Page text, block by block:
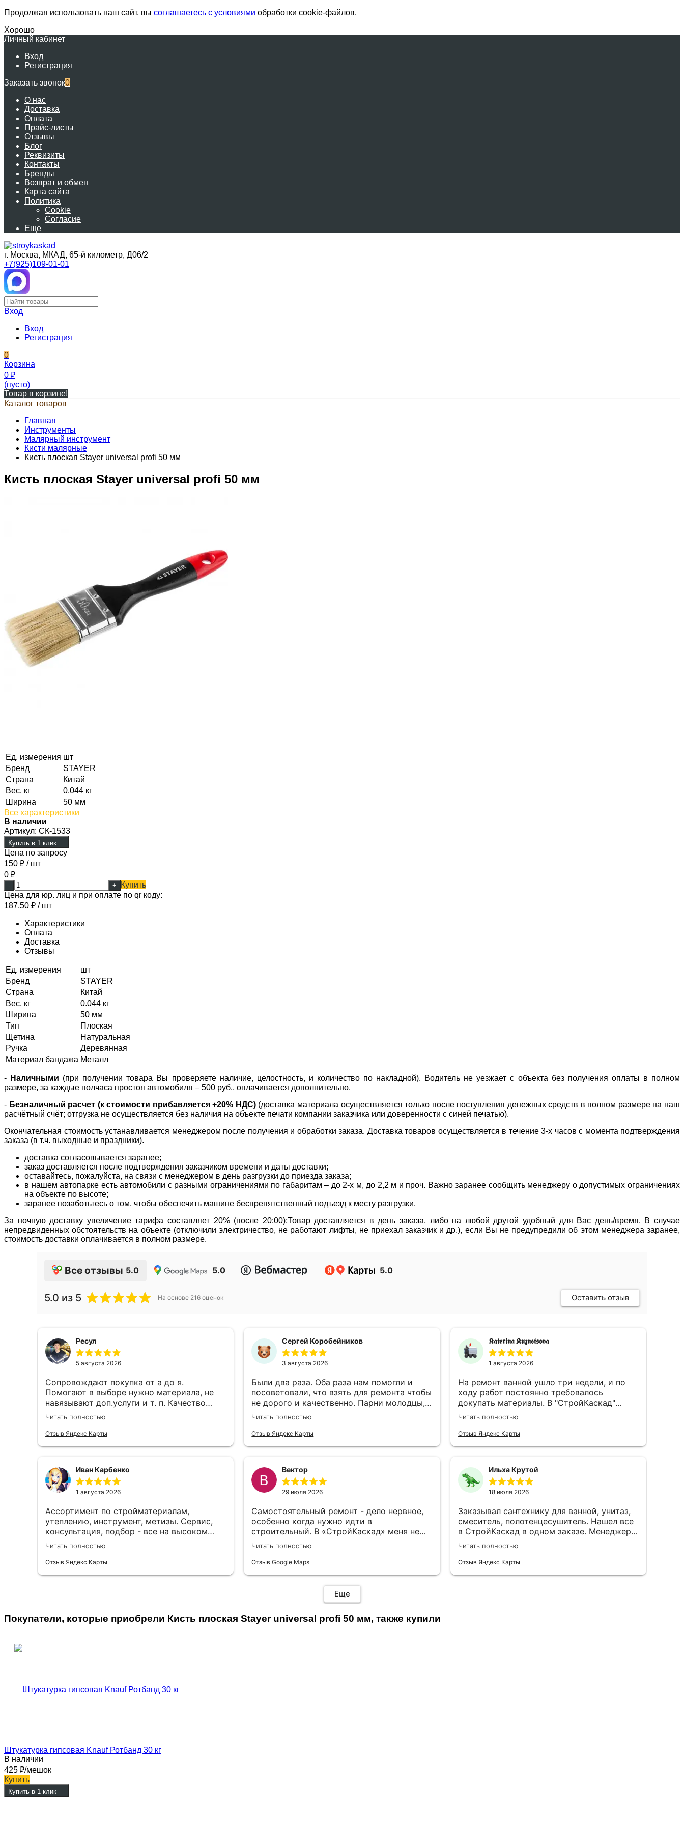
Продолжая использовать наш сайт, вы соглашаетесь с условиями обработки cookie-файлов.
Хорошо
Личный кабинет
Вход
Регистрация
Заказать звонок0
О нас
Доставка
Оплата
Прайс-листы
Отзывы
Блог
Реквизиты
Контакты
Бренды
Возврат и обмен
Карта сайта
Политика
Cookie
Согласие
Еще
г. Москва, МКАД, 65-й километр, Д06/2
+7(925)109-01-01
Вход
Вход
Регистрация
0
Корзина
0 ₽
(пусто)
Товар в корзине!
Каталог товаров
Главная
Инструменты
Малярный инструмент
Кисти малярные
Кисть плоская Stayer universal profi 50 мм
Кисть плоская Stayer universal profi 50 мм
Ед. измерения шт
Бренд
STAYER
Страна
Китай
Вес, кг
0.044 кг
Ширина
50 мм
Все характеристики
В наличии
Артикул: СК-1533
Купить в 1 клик
Цена по запросу
150 ₽ / шт
0 ₽
- +
Купить
Цена для юр. лиц и при оплате по qr коду:
187,50 ₽ / шт
Характеристики
Оплата
Доставка
Отзывы
Ед. измерения
шт
Бренд
STAYER
Страна
Китай
Вес, кг
0.044 кг
Ширина
50 мм
Тип
Плоская
Щетина
Натуральная
Ручка
Деревянная
Материал бандажа Металл
- Наличными (при получении товара Вы проверяете наличие, целостность, и количество по накладной). Водитель не уезжает с объекта без получения оплаты в полном
размере, за каждые полчаса простоя автомобиля – 500 руб., оплачивается дополнительно.
- Безналичный расчет (к стоимости прибавляется +20% НДС) (доставка материала осуществляется только после поступления денежных средств в полном размере на наш
расчётный счёт; отгрузка не осуществляется без наличия на объекте печати компании заказчика или доверенности с синей печатью).
Окончательная стоимость устанавливается менеджером после получения и обработки заказа. Доставка товаров осуществляется в течение 3-х часов с момента подтверждения
заказа (в т.ч. выходные и праздники).
доставка согласовывается заранее;
заказ доставляется после подтверждения заказчиком времени и даты доставки;
оставайтесь, пожалуйста, на связи с менеджером в день разгрузки до приезда заказа;
в нашем автопарке есть автомобили с разными ограничениями по габаритам – до 2-х м, до 2,2 м и проч. Важно заранее сообщить менеджеру о допустимых ограничениях
на объекте по высоте;
заранее позаботьтесь о том, чтобы обеспечить машине беспрепятственный подъезд к месту разгрузки.
За ночную доставку увеличение тарифа составляет 20% (после 20:00);Товар доставляется в день заказа, либо на любой другой удобный для Вас день/время. В случае
непредвиденных обстоятельств на объекте (отключили электричество, не работают лифты, не приехал заказчик и др.), если Вы не предупредили об этом менеджера заранее,
стоимость доставки оплачивается в полном размере.
Все отзывы 5.0 5.0 5.0
5.0 из 5 На основе 216 оценок Оставить отзыв
Ресул
5 августа 2026
Сопровождают покупка от а до я.
Помогают в выборе нужно материала, не
навязывают доп.услуги и т. п. Качество
работы, ценами и качеством продукции
доволен!
Читать полностью
Отзыв Яндекс Карты
Сергей Коробейников
3 августа 2026
Были два раза. Оба раза нам помогли и
посоветовали, что взять для ремонта чтобы
не дорого и качественно. Парни молодцы,
чуть не экскурсию провели по магазину)
Цены тоже нормальные
Читать полностью
Отзыв Яндекс Карты
𝕶𝖆𝖙𝖊𝖗𝖎𝖓𝖆 𝕶𝖚𝖟𝖓𝖊𝖙𝖘𝖔𝖛𝖆
1 августа 2026
На ремонт ванной ушло три недели, и по
ходу работ постоянно требовалось
докупать материалы. В "СтройКаскад"
менеджеры быстро находили всё
необходимое, а однажды даже доходчиво
объяснили, какую грунтовку выбрать для
ведении ремонта.
Читать полностью
Отзыв Яндекс Карты
Иван Карбенко
1 августа 2026
Ассортимент по стройматериалам,
утеплению, инструмент, метизы. Сервис,
консультация, подбор - все на высоком
уровне. Рекомендую. Отличный магазин для
строительства и ремонта.
Читать полностью
Отзыв Яндекс Карты
Вектор
29 июля 2026
Самостоятельный ремонт - дело нервное,
особенно когда нужно идти в
строительный. В «СтройКаскад» меня не
стали судить за неопытность, а просто
объяснили, что и как лучше выбрать.
Читать полностью
Отзыв Google Maps
Ильха Крутой
18 июля 2026
Заказывал сантехнику для ванной, унитаз,
смеситель, полотенцесушитель. Нашел все
в СтройКаскад в одном заказе. Менеджер
помог разобраться с совместимостью
смесителя и душевой стойки, оказывается,
там есть нюансы которые я бы сам не
Читать полностью
Отзыв Яндекс Карты
Еще
Покупатели, которые приобрели Кисть плоская Stayer universal profi 50 мм, также купили
Штукатурка гипсовая Knauf Ротбанд 30 кг
В наличии
425 ₽/мешок
Купить
Купить в 1 клик